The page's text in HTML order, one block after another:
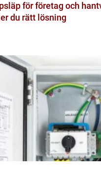
för företag och
du rätt lösning